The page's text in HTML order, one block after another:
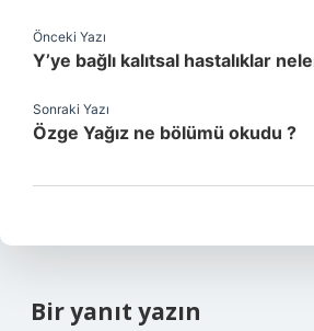
Önceki Yazı
Y’ye bağlı kalıtsal hastalıklar
Sonraki Yazı
Özge Yağız ne bölümü okudu ?
Bir yanıt yazın